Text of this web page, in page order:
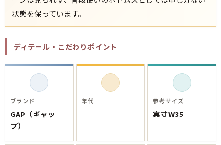
状態を保っています。
ディテール・こだわりポイント
ブランド
GAP（ギャッ
プ）
年代 参考サイズ
実寸W35